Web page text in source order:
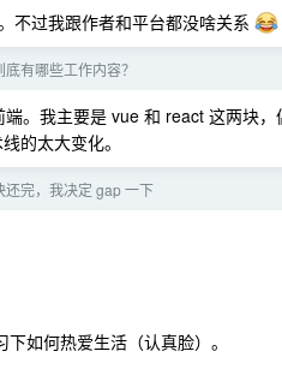
不过我跟作者和平台都没啥关系
底有哪些工作内容？
。我主要是 vue 和 react 这两块
的太大变化。
还完，我决定 gap 一下
如何热爱生活（认真脸）。